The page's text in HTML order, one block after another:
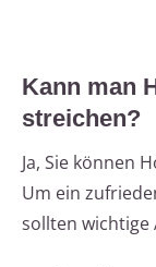
Kann man
streichen?
Ja, Sie können
Um ein
sollten wichtige